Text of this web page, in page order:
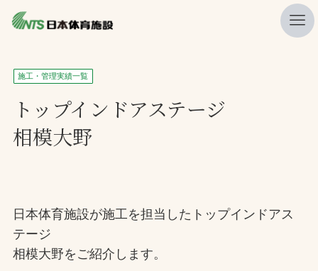
私たちの強み
ニュース
プレスリリース
施工・管理実績一覧
会社概要
施工・管理実績一覧
トップインドアステージ
相模大野
日本体育施設が施工を担当したトップインドアス
テージ
相模大野をご紹介します。